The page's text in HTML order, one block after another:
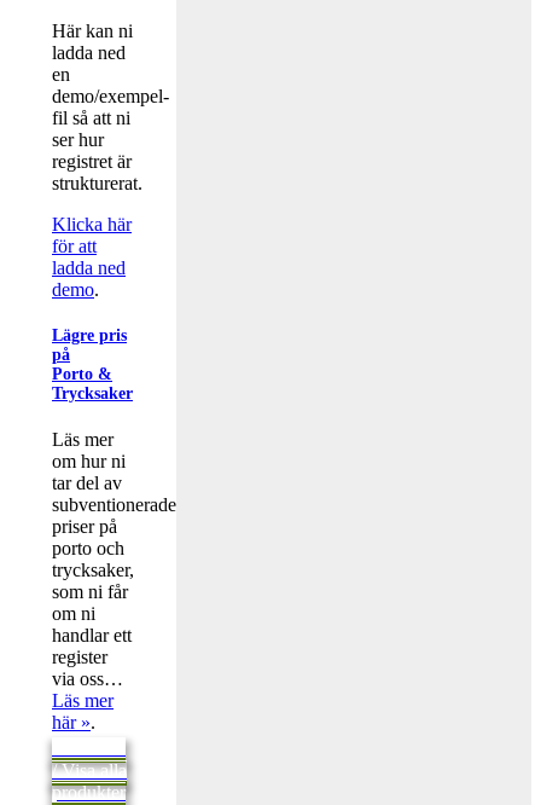
Här kan ni
ladda ned
en
demo/exempel-
fil så att ni
ser hur
registret är
strukturerat.
Klicka här
för att
ladda ned
demo.
Lägre pris
på
Porto &
Trycksaker
Läs mer
om hur ni
tar del av
subventionerade
priser på
porto och
trycksaker,
som ni får
om ni
handlar ett
register
via oss…
Läs mer
här ».
/ Visa alla
produkter